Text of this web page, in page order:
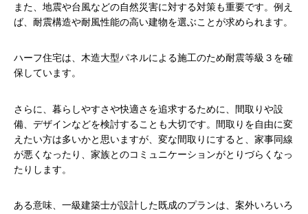
また、地震や台風などの自然災害に対する対策も重要です。例え
ば、耐震構造や耐風性能の高い建物を選ぶことが求められます。
ハーフ住宅は、木造大型パネルによる施工のため耐震等級３を確
保しています。
さらに、暮らしやすさや快適さを追求するために、間取りや設
備、デザインなどを検討することも大切です。間取りを自由に変
えたい方は多いかと思いますが、変な間取りにすると、家事同線
が悪くなったり、家族とのコミュニケーションがとりづらくなっ
たりします。
ある意味、一級建築士が設計した既成のプランは、案外いろいろ